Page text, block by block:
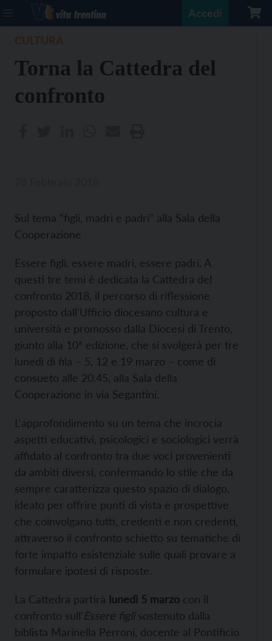
Accedi
Torna la Cattedra del
confronto
Sul tema “figli, madri e padri” alla Sala della
Cooperazione
Essere figli, essere madri, essere padri. A
questi tre temi è dedicata la Cattedra del
confronto 2018, il percorso di riflessione
proposto dall'Ufficio diocesano cultura e
università e promosso dalla Diocesi di Trento,
giunto alla 10ª edizione, che si svolgerà per tre
lunedì di fila – 5, 12 e 19 marzo – come di
consueto alle 20.45, alla Sala della
Cooperazione in via Segantini.
L'approfondimento su un tema che incrocia
aspetti educativi, psicologici e sociologici verrà
affidato al confronto tra due voci provenienti
da ambiti diversi, confermando lo stile che da
sempre caratterizza questo spazio di dialogo,
ideato per offrire punti di vista e prospettive
che coinvolgano tutti, credenti e non credenti,
attraverso il confronto schietto su tematiche di
forte impatto esistenziale sulle quali provare a
formulare ipotesi di risposte.
La Cattedra partirà lunedì 5 marzo con il
confronto sull'Essere figlisostenuto dalla
biblista Marinella Perroni, docente al Pontificio